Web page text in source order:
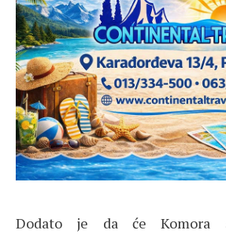
Dodato je da će Komora